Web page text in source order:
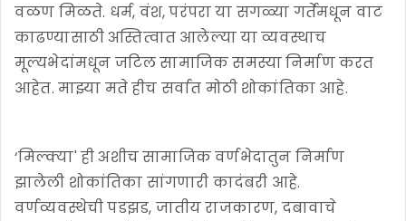
वळण मिळते. धर्म, वंश, परंपरा या सगळ्या गर्तेमधून वाट
काढण्यासाठी अस्तित्वात आलेल्या या व्यवस्थाच
मूल्यभेदांमधून जटिल सामाजिक समस्या निर्माण करत
आहेत. माझ्या मते हीच सर्वात मोठी शोकांतिका आहे.
‘मिल्क्या' ही अशीच सामाजिक वर्णभेदातुन निर्माण
झालेली शोकांतिका सांगणारी कादंबरी आहे.
वर्णव्यवस्थेची पडझड, जातीय राजकारण, दबावाचे